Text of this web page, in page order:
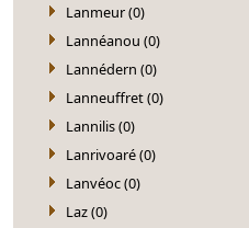
Lanmeur (0)
Lannéanou (0)
Lannédern (0)
Lanneuffret (0)
Lannilis (0)
Lanrivoaré (0)
Lanvéoc (0)
Laz (0)